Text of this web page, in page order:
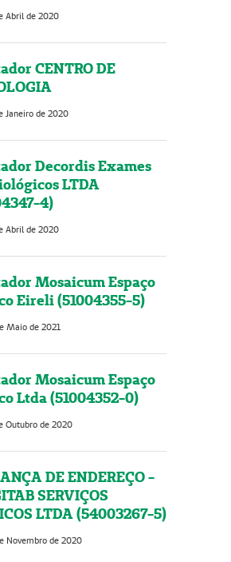
Abril de 2020
CENTRO DE
Janeiro de 2020
Decordis Exames
LTDA
4)
Abril de 2020
Mosaicum Espaço
Eireli (51004355-5)
Maio de 2021
Mosaicum Espaço
Ltda (51004352-0)
Outubro de 2020
DE ENDEREÇO -
SERVIÇOS
LTDA (54003267-5)
Novembro de 2020